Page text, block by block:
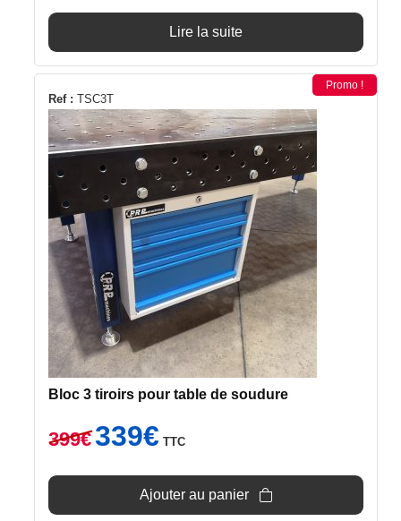
Lire la suite
Ref : TSC3T
Promo !
Bloc 3 tiroirs pour table de soudure
399€
Le
prix
339€prix
est :
TTC
Ajouter au panier